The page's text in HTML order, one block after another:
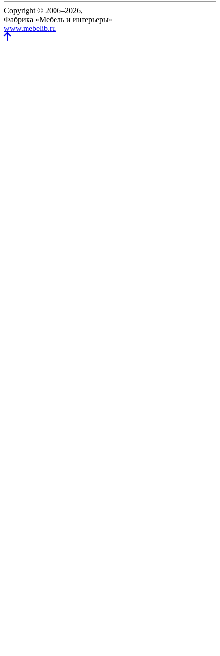
Copyright © 2006–2026,
Фабрика «Мебель и интерьеры»
www.mebelib.ru